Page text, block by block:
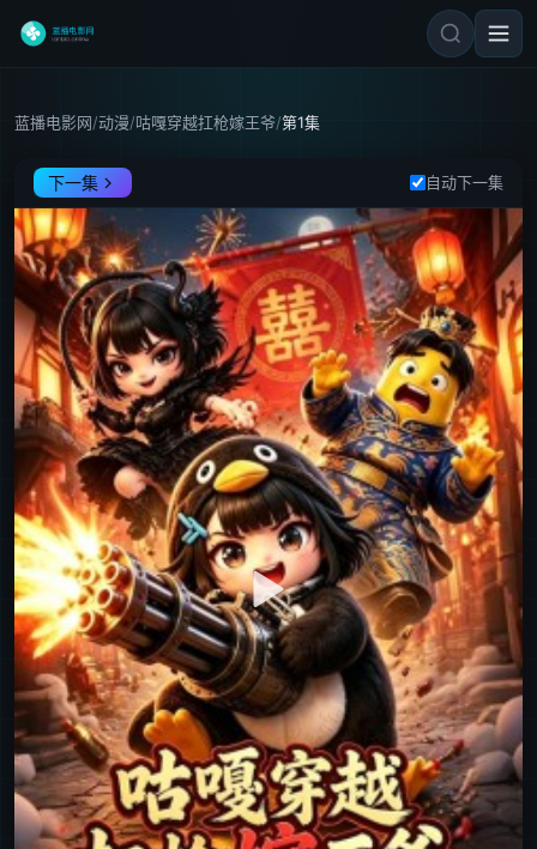
蓝播电影网/动漫/咕嘎穿越扛枪嫁王爷/第1集
咕嘎穿越扛枪嫁王爷
第1集
下一集 自动下一集